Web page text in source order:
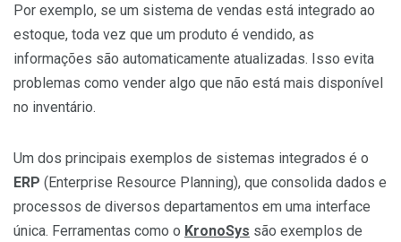
Por exemplo, se um sistema de vendas está integrado ao
estoque, toda vez que um produto é vendido, as
informações são automaticamente atualizadas. Isso evita
problemas como vender algo que não está mais disponível
no inventário.
Um dos principais exemplos de sistemas integrados é o
ERP (Enterprise Resource Planning), que consolida dados e
processos de diversos departamentos em uma interface
única. Ferramentas como o KronoSys são exemplos de